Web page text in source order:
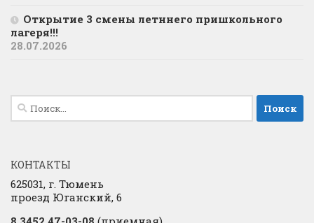
Открытие 3 смены летннего пришкольного
лагеря!!!
28.07.2026
Найти:
КОНТАКТЫ
625031, г. Тюмень
проезд Юганский, 6